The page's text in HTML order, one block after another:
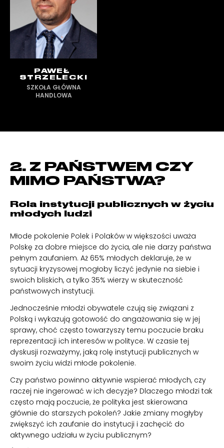
PAWEŁ
STRZELECKI
SZKOŁA GŁÓWNA
HANDLOWA
2. Z PAŃSTWEM CZY
MIMO PAŃSTWA?
Rola instytucji publicznych w życiu
młodych ludzi
Młode pokolenie Polek i Polaków w większości uważa
Polskę za dobre miejsce do życia, ale nie darzy państwa
pełnym zaufaniem. Aż 65% młodych deklaruje, że w
sytuacji kryzysowej mogłoby liczyć jedynie na siebie i
swoich bliskich, a tylko 35% wierzy w skuteczność
państwowych instytucji.
Jednocześnie młodzi obywatele czują się związani z
Polską i wykazują gotowość do angażowania się w jej
sprawy, choć często towarzyszy temu poczucie braku
reprezentacji ich interesów w polityce. W czasie tej
dyskusji rozważymy, jaką rolę instytucji publicznych w
swoim życiu widzi młode pokolenie.
Czy państwo powinno aktywnie wspierać młodych, czy
raczej nie ingerować w ich decyzje? Dlaczego młodzi tak
często mają poczucie, że polityka jest skierowana
głównie do starszych pokoleń? Jakie zmiany mogłyby
zwiększyć ich zaufanie do instytucji i zachęcić do
aktywnego udziału w życiu publicznym?